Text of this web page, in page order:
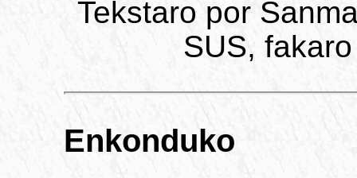
Tekstaro por
SUS,
Enkonduko